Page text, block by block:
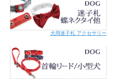
犬用迷子札 アクセサリー